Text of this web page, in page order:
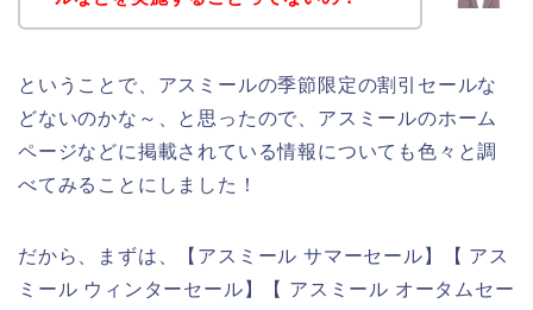
ということで、アスミールの季節限定の割引セールな
どないのかな～、と思ったので、アスミールのホーム
ページなどに掲載されている情報についても色々と調
べてみることにしました！
だから、まずは、【アスミール サマーセール】【 アス
ミール ウィンターセール】【 アスミール オータムセー